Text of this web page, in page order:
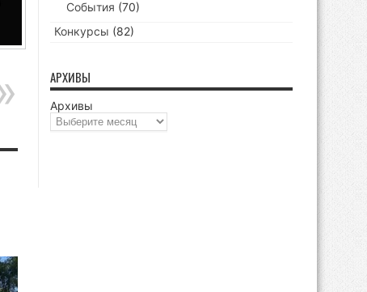
События (70)
Конкурсы (82)
АРХИВЫ
Архивы